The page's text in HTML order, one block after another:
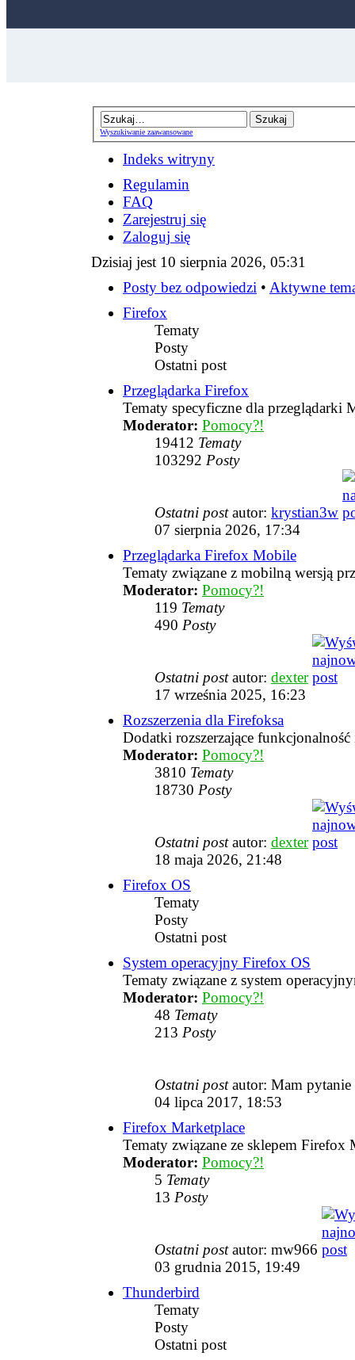
Wyszukiwanie zaawansowane
Indeks witryny
Regulamin
FAQ
Zarejestruj się
Zaloguj się
Dzisiaj jest 10 sierpnia 2026, 05:31
Posty bez odpowiedzi • Aktywne
Firefox
Tematy
Posty
Ostatni post
Przeglądarka Firefox
Tematy specyficzne dla przeglądarki
Moderator: Pomocy?!
19412 Tematy
103292 Posty
Ostatni postautor: krystian3w
07 sierpnia 2026, 17:34
Przeglądarka Firefox Mobile
Tematy związane z mobilną wersją
Moderator: Pomocy?!
119 Tematy
490 Posty
Ostatni postautor: dexter
17 września 2025, 16:23
Rozszerzenia dla Firefoksa
Dodatki rozszerzające
Moderator: Pomocy?!
3810 Tematy
18730 Posty
Ostatni postautor: dexter
18 maja 2026, 21:48
Firefox OS
Tematy
Posty
Ostatni post
System operacyjny Firefox OS
Tematy związane z system
Moderator: Pomocy?!
48 Tematy
213 Posty
Ostatni postautor: Mam pytanie
04 lipca 2017, 18:53
Firefox Marketplace
Tematy związane ze sklepem Firefox
Moderator: Pomocy?!
5 Tematy
13 Posty
Ostatni postautor: mw966
03 grudnia 2015, 19:49
Thunderbird
Tematy
Posty
Ostatni post